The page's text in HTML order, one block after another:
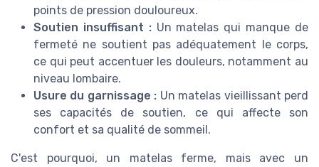
points de pression douloureux.
Soutien insuffisant :Un matelas qui manque de
fermeté ne soutient pas adéquatement le corps,
ce qui peut accentuer les douleurs, notamment au
niveau lombaire.
Usure du garnissage : Un matelas vieillissant perd
ses capacités de soutien, ce qui affecte son
confort et sa qualité de sommeil.
C'est pourquoi, un matelas ferme, mais avec un